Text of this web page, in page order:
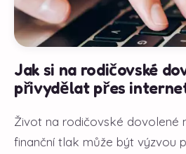
Jak si na rodičovské
přivydělat přes
Život na rodičovské dovolené
finanční tlak může být výzvou